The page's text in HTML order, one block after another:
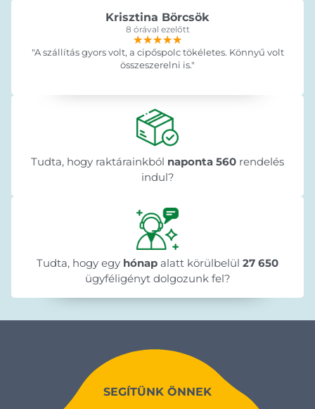
Krisztina Börcsök
8 órával ezelőtt
★★★★★
★★★★★
★★★★★
"A szállítás gyors volt, a cipőspolc tökéletes. Könnyű volt
összeszerelni is."
Tudta, hogy raktárainkból naponta 560 rendelés
indul?
Tudta, hogy egy hónap alatt körülbelül 27 650
ügyféligényt dolgozunk fel?
SEGÍTÜNK ÖNNEK